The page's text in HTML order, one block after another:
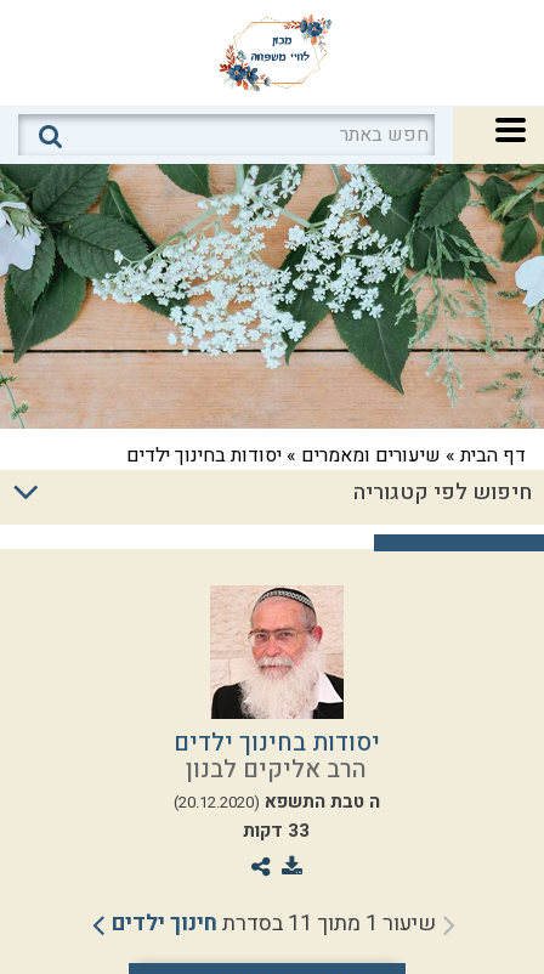
דף הבית» שיעורים ומאמרים » יסודות בחינוך ילדים
חיפוש לפי קטגוריה
יסודות בחינוך ילדים
הרב אליקים לבנון
ה טבת התשפא (20.12.2020)
33 דקות
שיעור 1 מתוך 11 בסדרת חינוך ילדים